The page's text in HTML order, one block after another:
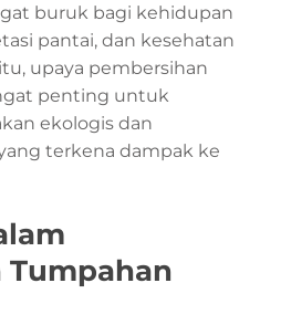
buruk bagi kehidupan
pantai, dan kesehatan
upaya pembersihan
penting untuk
ekologis dan
terkena dampak ke
Tumpahan